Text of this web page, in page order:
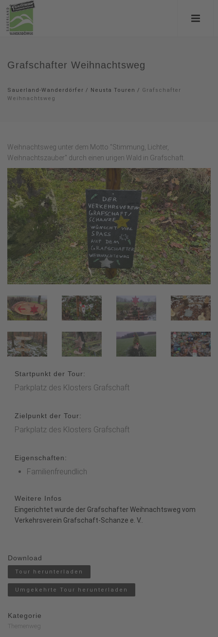
Grafschafter Weihnachtsweg
Sauerland-Wanderdörfer / Neusta Touren / Grafschafter
Weihnachtsweg
Weihnachtsweg unter dem Motto "Stimmung, Lichter,
Weihnachtszauber" durch einen urigen Wald in Grafschaft.
Startpunkt der Tour:
Parkplatz des Klosters Grafschaft
Zielpunkt der Tour:
Parkplatz des Klosters Grafschaft
Eigenschaften:
Familienfreundlich
Weitere Infos
Eingerichtet wurde der Grafschafter Weihnachtsweg vom
Verkehrsverein Grafschaft-Schanze e. V..
Download
Tour herunterladen
Umgekehrte Tour herunterladen
Kategorie
Themenweg